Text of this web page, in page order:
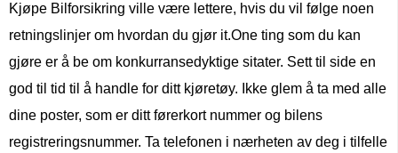
Kjøpe Bilforsikring ville være lettere, hvis du vil følge noen
retningslinjer om hvordan du gjør it.One ting som du kan
gjøre er å be om konkurransedyktige sitater. Sett til side en
god til tid til å handle for ditt kjøretøy. Ikke glem å ta med alle
dine poster, som er ditt førerkort nummer og bilens
registreringsnummer. Ta telefonen i nærheten av deg i tilfelle